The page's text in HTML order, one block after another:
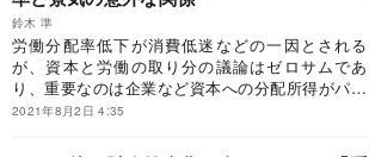
鈴木 準
労働分配率低下が消費低迷などの一因とされる
が、資本と労働の取り分の議論はゼロサムであ
り、重要なのは企業など資本への分配所得がパイ
の拡大につながる生産性向上などのための投資に
2021年8月2日 4:35